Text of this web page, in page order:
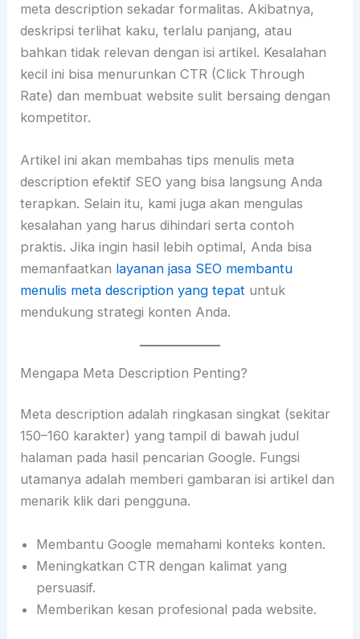
meta description sekadar formalitas. Akibatnya,
deskripsi terlihat kaku, terlalu panjang, atau
bahkan tidak relevan dengan isi artikel. Kesalahan
kecil ini bisa menurunkan CTR (Click Through
Rate) dan membuat website sulit bersaing dengan
kompetitor.
Artikel ini akan membahas tips menulis meta
description efektif SEO yang bisa langsung Anda
terapkan. Selain itu, kami juga akan mengulas
kesalahan yang harus dihindari serta contoh
praktis. Jika ingin hasil lebih optimal, Anda bisa
memanfaatkan layanan jasa SEO membantu
menulis meta description yang tepat untuk
mendukung strategi konten Anda.
Mengapa Meta Description Penting?
Meta description adalah ringkasan singkat (sekitar
150–160 karakter) yang tampil di bawah judul
halaman pada hasil pencarian Google. Fungsi
utamanya adalah memberi gambaran isi artikel dan
menarik klik dari pengguna.
Membantu Google memahami konteks konten.
Meningkatkan CTR dengan kalimat yang
persuasif.
Memberikan kesan profesional pada website.